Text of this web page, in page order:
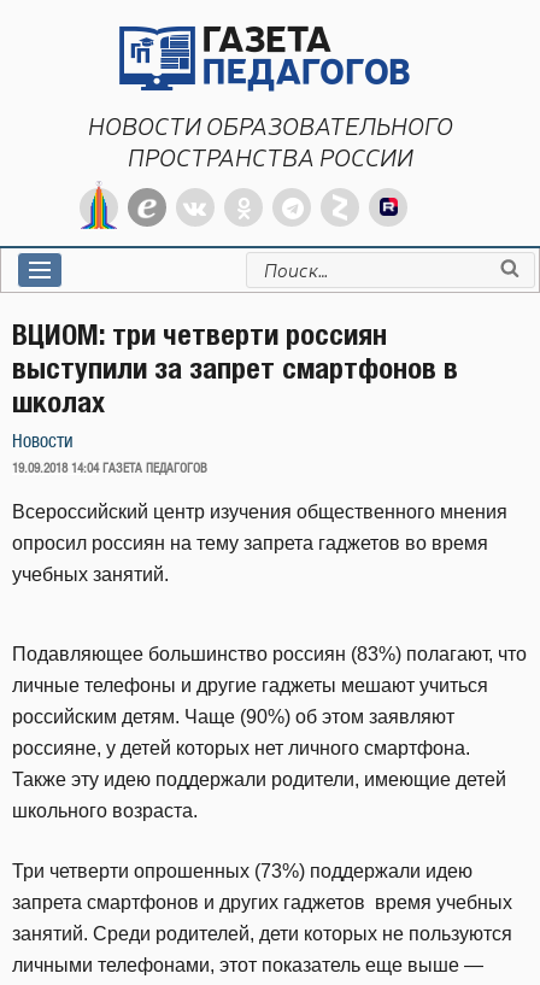
НОВОСТИ ОБРАЗОВАТЕЛЬНОГО
ПРОСТРАНСТВА РОССИИ
Искать:
ВЦИОМ: три четверти россиян
выступили за запрет смартфонов в
школах
Новости
ОПУБЛИКОВАНО
19.09.2018 14:04 ГАЗЕТА ПЕДАГОГОВ
Всероссийский центр изучения общественного мнения
опросил россиян на тему запрета гаджетов во время
учебных занятий.
Подавляющее большинство россиян (83%) полагают, что
личные телефоны и другие гаджеты мешают учиться
российским детям. Чаще (90%) об этом заявляют
россияне, у детей которых нет личного смартфона.
Также эту идею поддержали родители, имеющие детей
школьного возраста.
Три четверти опрошенных (73%) поддержали идею
запрета смартфонов и других гаджетов время учебных
занятий. Среди родителей, дети которых не пользуются
личными телефонами, этот показатель еще выше —